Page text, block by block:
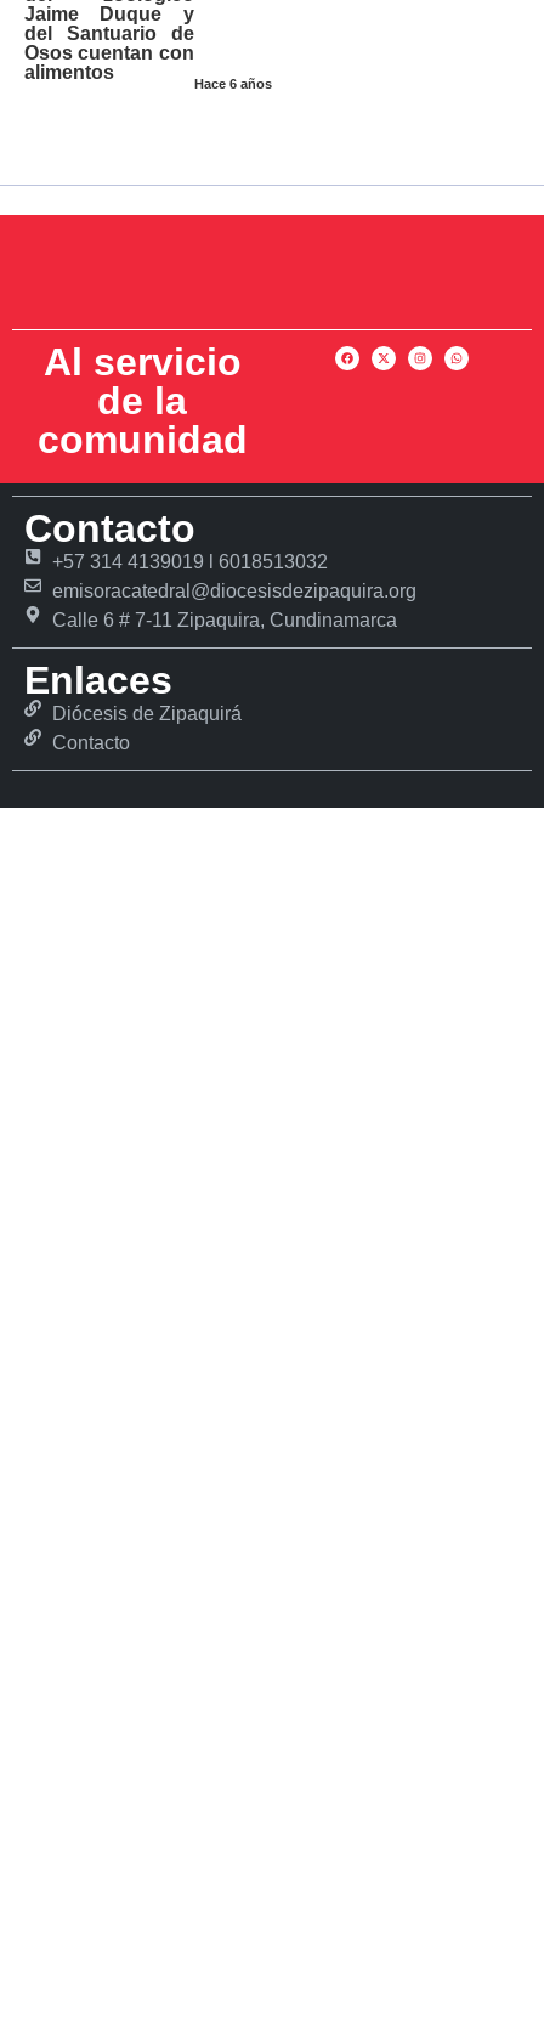
Hace 6 años
Jaime Duque y
del Santuario de
Osos cuentan con
alimentos
Al servicio
de la
comunidad
Contacto
+57 314 4139019 l 6018513032
emisoracatedral@diocesisdezipaquira.org
Calle 6 # 7-11 Zipaquira, Cundinamarca
Enlaces
Diócesis de Zipaquirá
Contacto